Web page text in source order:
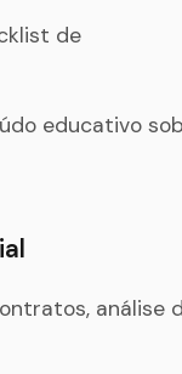
de
educativo
análise